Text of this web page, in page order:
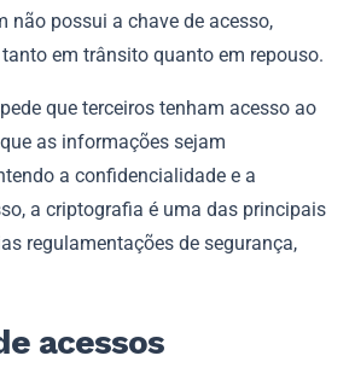
não possui a chave de acesso,
em trânsito quanto em repouso.
que terceiros tenham acesso ao
as informações sejam
a confidencialidade e a
a criptografia é uma das principais
regulamentações de segurança,
acessos